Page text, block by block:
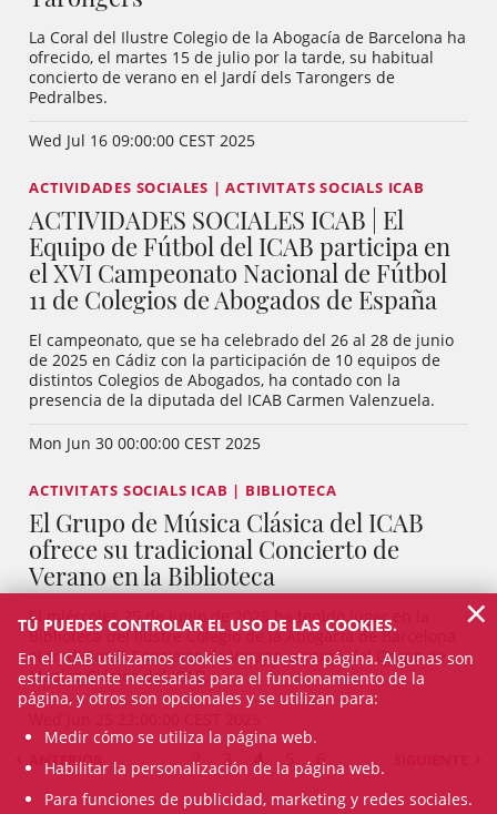
La Coral del Ilustre Colegio de la Abogacía de Barcelona ha
ofrecido, el martes 15 de julio por la tarde, su habitual
concierto de verano en el Jardí dels Tarongers de
Pedralbes.
Wed Jul 16 09:00:00 CEST 2025
ACTIVIDADES SOCIALES | ACTIVITATS SOCIALS ICAB
ACTIVIDADES SOCIALES ICAB | El
Equipo de Fútbol del ICAB participa en
el XVI Campeonato Nacional de Fútbol
11 de Colegios de Abogados de España
El campeonato, que se ha celebrado del 26 al 28 de junio
de 2025 en Cádiz con la participación de 10 equipos de
distintos Colegios de Abogados, ha contado con la
presencia de la diputada del ICAB Carmen Valenzuela.
Mon Jun 30 00:00:00 CEST 2025
ACTIVITATS SOCIALS ICAB | BIBLIOTECA
El Grupo de Música Clásica del ICAB
ofrece su tradicional Concierto de
Verano en la Biblioteca
El miércoles 25 de junio de 2025 ha tenido lugar en la
Biblioteca del Ilustre Colegio de la Abogacía de Barcelona
el tradicional Concierto de Verano, a cargo del Grupo de
Música Clásica del ICAB.
ANTERIOR 2 3 4 6
TÚ PUEDES CONTROLAR EL USO DE LAS COOKIES.
En el ICAB utilizamos cookies en nuestra página. Algunas son
estrictamente necesarias para el funcionamiento de la
página, y otros son opcionales y se utilizan para:
Medir cómo se utiliza la página web.
Habilitar la personalización de la página web.
Para funciones de publicidad, marketing y redes sociales.
×